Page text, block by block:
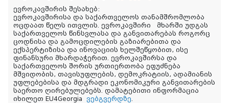
ევროკავშირის შესახებ:
ევროკავშირისა და საქართველოს თანამშრომლობა
ოცდაათ წელს ითვლის. ევროკავშირი მხარში უდგას
საქართველოს წინსვლასა და განვითარებას როგორც
ცოდნისა და გამოცდილების გაზიარებითა და
ექსპერტიზისა და ინოვაციის ხელშეწყობით, ისე
ფინანსური მხარდაჭერით. ევროკავშირსა და
საქართველოს შორის ურთიერთობა ეფუძნება
მშვიდობის, თავისუფლების, დემოკრატიის, ადამიანის
უფლებებისა და მდგრადი ეკონომიკური განვითარების
საერთო ღირებულებებს. დამატებითი ინფორმაცია
იხილეთ EU4Georgia ვებგვერდზე